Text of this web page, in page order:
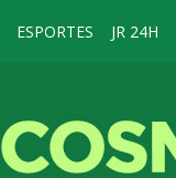
ESPORTES JR 24H